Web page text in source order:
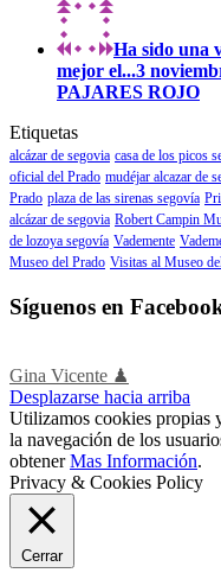
Ha sido una
mejor el...3
PAJARES ROJO
Etiquetas
alcázar de segovia casa de los picos
oficial del Prado mudéjar alcazar de
Prado plaza de las sirenas segovía
alcázar de segovia Robert Campin
de lozoya segovía Vademente
Museo del Prado Visitas al Museo
Síguenos en
Gina Vicente ♟
Desplazarse hacia arriba
Utilizamos cookies propias
la navegación de los
obtenerMas Información.
Privacy & Cookies Policy
Cerrar